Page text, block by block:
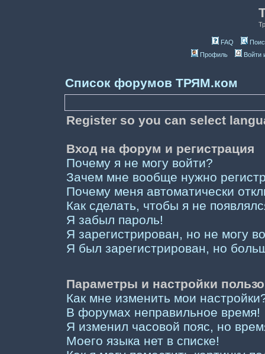
FAQ
Профиль
Войти
Список форумов ТРЯМ.ком
Register so you can select
Вход на форум и регистрация
Почему я не могу войти?
Зачем мне вообще нужно
Почему меня автоматически
Как сделать, чтобы я не
Я забыл пароль!
Я зарегистрирован, но не могу
Я был зарегистрирован, но
Параметры и настройки
Как мне изменить мои
В форумах неправильное время!
Я изменил часовой пояс, но
Моего языка нет в списке!